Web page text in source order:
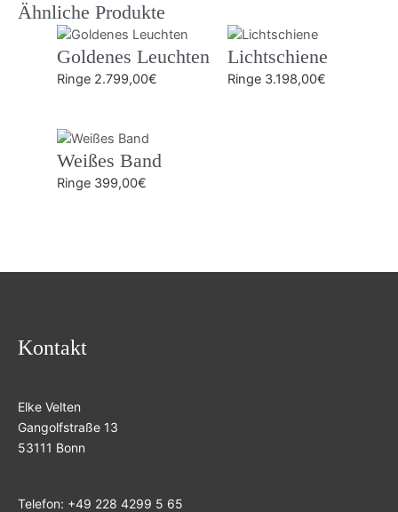
Ähnliche Produkte
Goldenes Leuchten
Ringe 2.799,00€
Lichtschiene
Ringe 3.198,00€
Weißes Band
Ringe 399,00€
Kontakt
Elke Velten
Gangolfstraße 13
53111 Bonn
Telefon: +49 228 4299 5 65